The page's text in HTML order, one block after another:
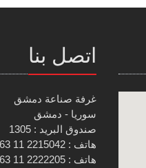
اتصل بنا
غرفة صناعة دمشق
سوريا - دمشق
صندوق البريد : 1305
هاتف : 2215042 11 963+
هاتف : 2222205 11 963+